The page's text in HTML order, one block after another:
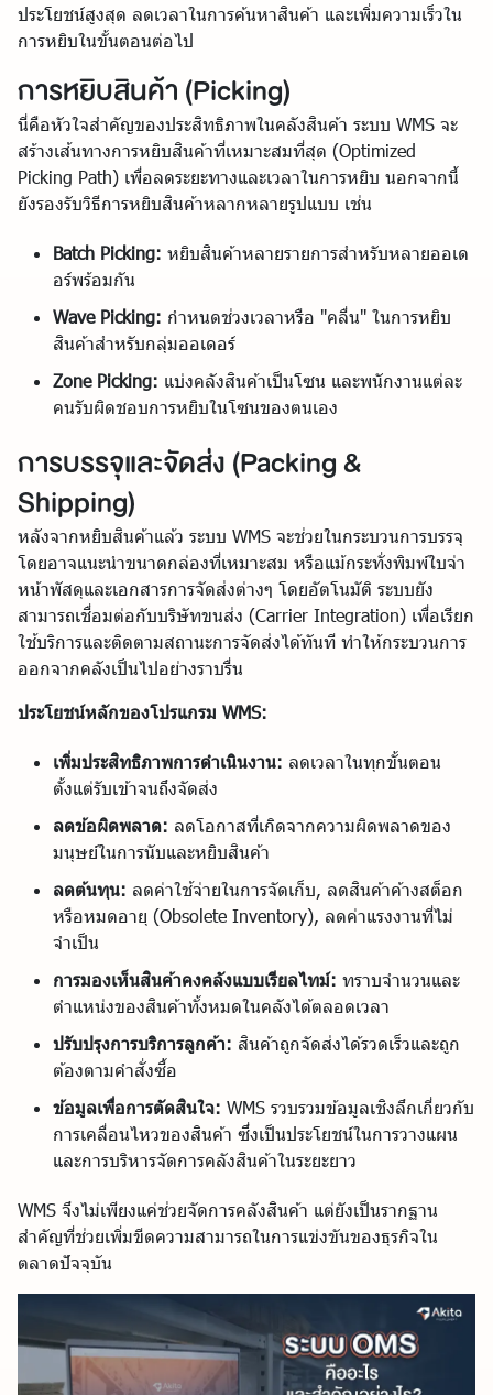
ประโยชน์สูงสุด ลดเวลาในการค้นหาสินค้า และเพิ่มความเร็วใน
การหยิบในขั้นตอนต่อไป
การหยิบสินค้า (Picking)
นี่คือหัวใจสำคัญของประสิทธิภาพในคลังสินค้า ระบบ WMS จะ
สร้างเส้นทางการหยิบสินค้าที่เหมาะสมที่สุด (Optimized
Picking Path) เพื่อลดระยะทางและเวลาในการหยิบ นอกจากนี้
ยังรองรับวิธีการหยิบสินค้าหลากหลายรูปแบบ เช่น
Batch Picking: หยิบสินค้าหลายรายการสำหรับหลายออเด
อร์พร้อมกัน
Wave Picking: กำหนดช่วงเวลาหรือ "คลื่น" ในการหยิบ
สินค้าสำหรับกลุ่มออเดอร์
Zone Picking: แบ่งคลังสินค้าเป็นโซน และพนักงานแต่ละ
คนรับผิดชอบการหยิบในโซนของตนเอง
การบรรจุและจัดส่ง (Packing &
Shipping)
หลังจากหยิบสินค้าแล้ว ระบบ WMS จะช่วยในกระบวนการบรรจุ
โดยอาจแนะนำขนาดกล่องที่เหมาะสม หรือแม้กระทั่งพิมพ์ใบจ่า
หน้าพัสดุและเอกสารการจัดส่งต่างๆ โดยอัตโนมัติ ระบบยัง
สามารถเชื่อมต่อกับบริษัทขนส่ง (Carrier Integration) เพื่อเรียก
ใช้บริการและติดตามสถานะการจัดส่งได้ทันที ทำให้กระบวนการ
ออกจากคลังเป็นไปอย่างราบรื่น
ประโยชน์หลักของโปรแกรม WMS:
เพิ่มประสิทธิภาพการดำเนินงาน: ลดเวลาในทุกขั้นตอน
ตั้งแต่รับเข้าจนถึงจัดส่ง
ลดข้อผิดพลาด: ลดโอกาสที่เกิดจากความผิดพลาดของ
มนุษย์ในการนับและหยิบสินค้า
ลดต้นทุน: ลดค่าใช้จ่ายในการจัดเก็บ, ลดสินค้าค้างสต็อก
หรือหมดอายุ (Obsolete Inventory), ลดค่าแรงงานที่ไม่
จำเป็น
การมองเห็นสินค้าคงคลังแบบเรียลไทม์: ทราบจำนวนและ
ตำแหน่งของสินค้าทั้งหมดในคลังได้ตลอดเวลา
ปรับปรุงการบริการลูกค้า: สินค้าถูกจัดส่งได้รวดเร็วและถูก
ต้องตามคำสั่งซื้อ
ข้อมูลเพื่อการตัดสินใจ: WMS รวบรวมข้อมูลเชิงลึกเกี่ยวกับ
การเคลื่อนไหวของสินค้า ซึ่งเป็นประโยชน์ในการวางแผน
และการบริหารจัดการคลังสินค้าในระยะยาว
WMS จึงไม่เพียงแค่ช่วยจัดการคลังสินค้า แต่ยังเป็นรากฐาน
สำคัญที่ช่วยเพิ่มขีดความสามารถในการแข่งขันของธุรกิจใน
ตลาดปัจจุบัน